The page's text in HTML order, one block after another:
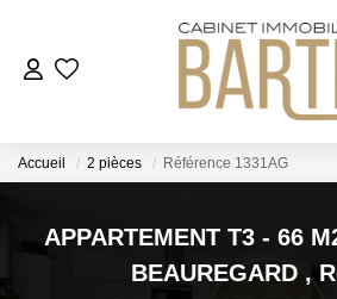
ESTIMER
VENDRE
Accueil 2 pièces Référence 1331AG
APPARTEMENT T3 - 66
BEAUREGARD ,